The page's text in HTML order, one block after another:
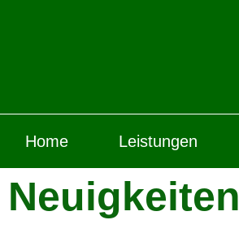
Home Leistungen
Neuigkeiten